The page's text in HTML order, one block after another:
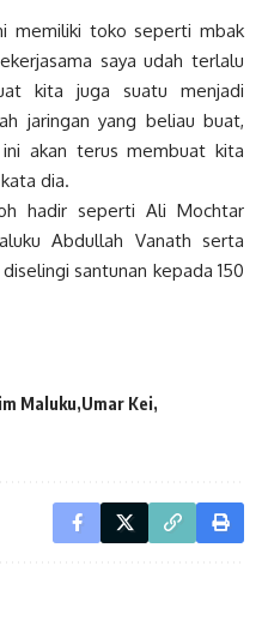
memiliki toko seperti mbak
saya udah terlalu
kita juga suatu menjadi
jaringan yang beliau buat,
akan terus membuat kita
dia.
hadir seperti Ali Mochtar
Abdullah Vanath serta
santunan kepada 150
Maluku Umar Kei